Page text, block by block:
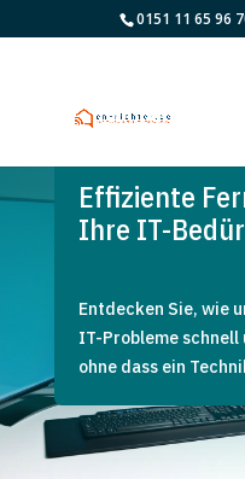
0151 11 65 96
Effiziente
Ihre IT-
Entdecken Sie, wie
IT-Probleme
ohne dass ein